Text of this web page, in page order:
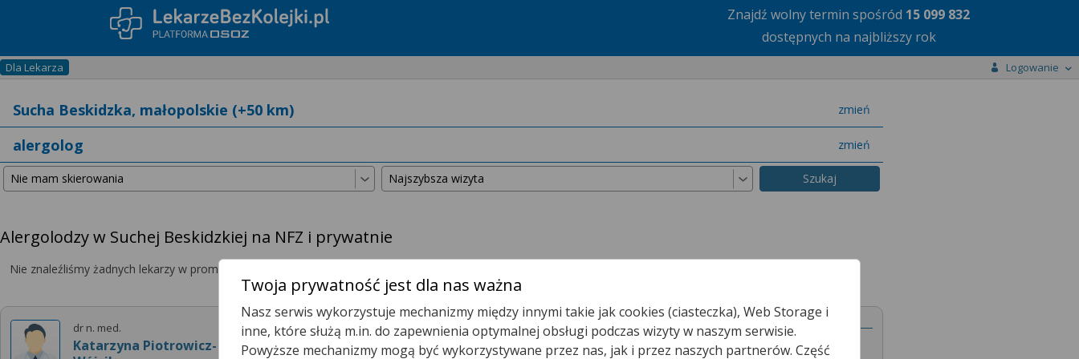
Znajdź wolny termin spośród 15 099 832
dostępnych na najbliższy rok
Dla Lekarza Logowanie
zmień
miasto
zmień
specjalizację
Alergolodzy w Suchej Beskidzkiej na NFZ i prywatnie
Nie znaleźliśmy żadnych lekarzy w promieniu
dr n. med.
Katarzyna Piotrowicz-
Poradnia Alergologiczna
Twoja prywatność jest dla nas ważna
Nasz serwis wykorzystuje mechanizmy między innymi takie jak cookies (ciasteczka), Web Storage i
inne, które służą m.in. do zapewnienia optymalnej obsługi podczas wizyty w naszym serwisie.
Powyższe mechanizmy mogą być wykorzystywane przez nas, jak i przez naszych partnerów. Część